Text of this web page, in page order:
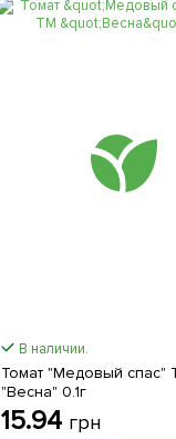
В наличии.
Томат "Медовый спас"
"Весна" 0.1г
15.94 грн